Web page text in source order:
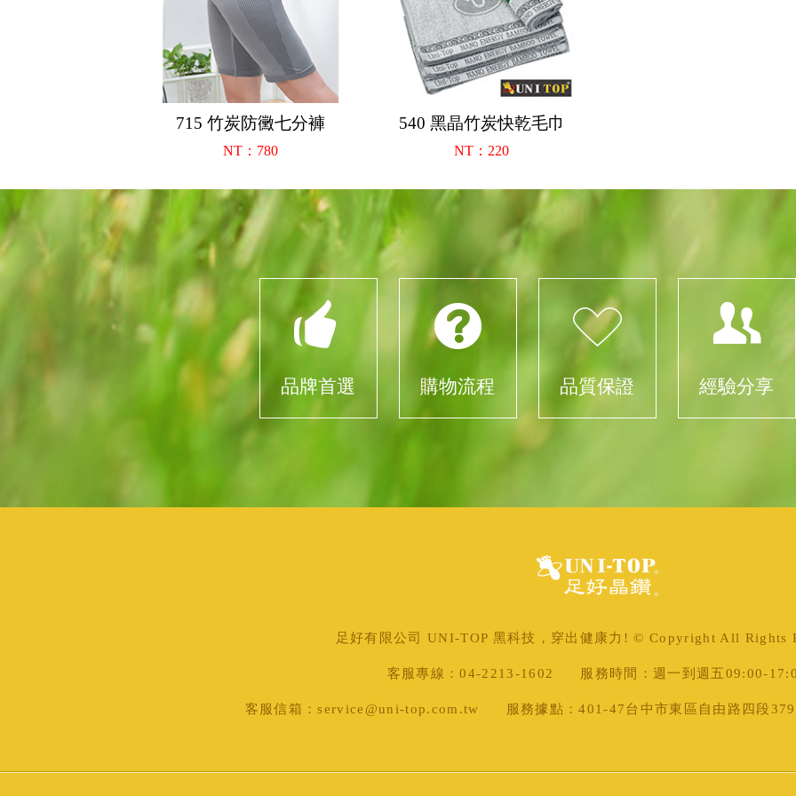
715 竹炭防黴七分褲
NT：780
540 黑晶竹炭快乾毛巾
NT：220
品牌首選 購物流程 品質保證 經驗分享
足好有限公司 UNI-TOP 黑科技，穿出健康力! © Copyright All Rights
客服專線：04-2213-1602 服務時間：週一到週五09:00-
客服信箱：service@uni-top.com.tw 服務據點：401-47台中市東區自由路四段